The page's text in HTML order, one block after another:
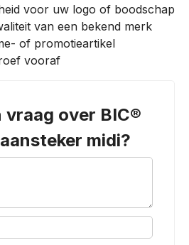
voor uw logo of boodschap
van een bekend merk
of promotieartikel
vooraf
vraag over BIC®
midi?